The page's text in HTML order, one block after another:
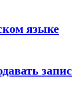
языке